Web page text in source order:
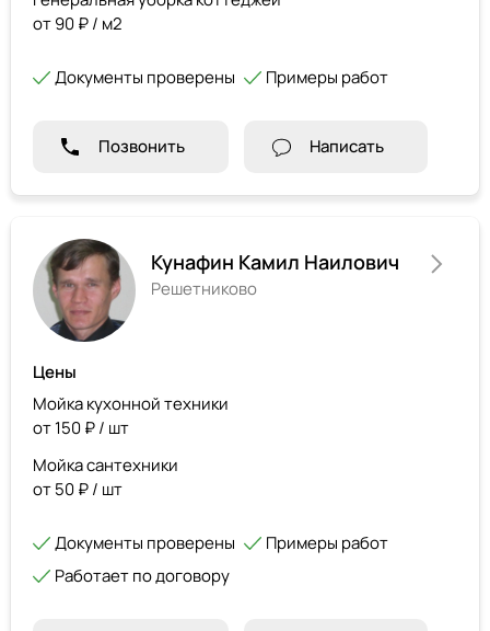
от 90 ₽ / м2
Документы проверены Примеры работ
Позвонить Написать
Кунафин Камил Наилович
Решетниково
Цены
Мойка кухонной техники
от 150 ₽ / шт
Мойка сантехники
от 50 ₽ / шт
Документы проверены
Примеры работ
Работает по договору